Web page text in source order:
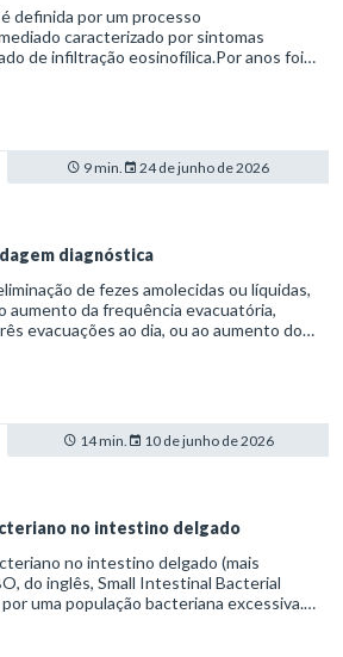
definida por um processo
caracterizado por sintomas
de infiltração eosinofílica.Por anos foi
9 min. 24 de junho de 2026
diagnóstica
de fezes amolecidas ou líquidas,
aumento da frequência evacuatória,
evacuações ao dia, ou ao aumento do
14 min. 10 de junho de 2026
no intestino delgado
no intestino delgado (mais
do inglês, Small Intestinal Bacterial
uma população bacteriana excessiva.